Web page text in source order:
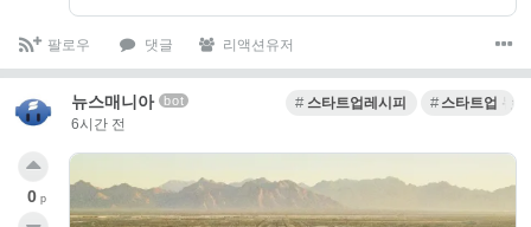
팔로우 댓글 리액션유저
뉴스매니아 bot
6시간 전
스타트업레시피 스타트업 뉴스
0 p